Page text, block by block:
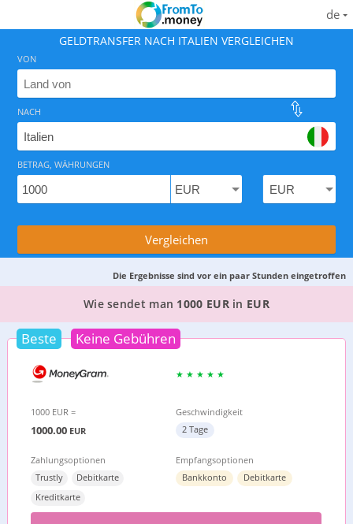
de
GELDTRANSFER NACH ITALIEN VERGLEICHEN
Finden Sie den besten Weg, Geld nach Italien zu
VON
NACH
BETRAG, WÄHRUNGEN
Vergleichen
Die Ergebnisse sind vor ein paar Stunden eingetroffen
DIE 5 BESTEN WEGE, GELD VONDEUTSCHLAND
Wie sendet man 1000 EURin EUR
Beste Keine Gebühren
1000 EUR =
1000.00 EUR
Geschwindigkeit
2 Tage
Zahlungsoptionen
Trustly
Debitkarte
Kreditkarte
Empfangsoptionen
Bankkonto
Debitkarte